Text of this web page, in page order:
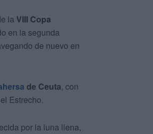
la VIII Copa
en la segunda
de nuevo en
de Ceuta, con
Estrecho.
por la luna llena,